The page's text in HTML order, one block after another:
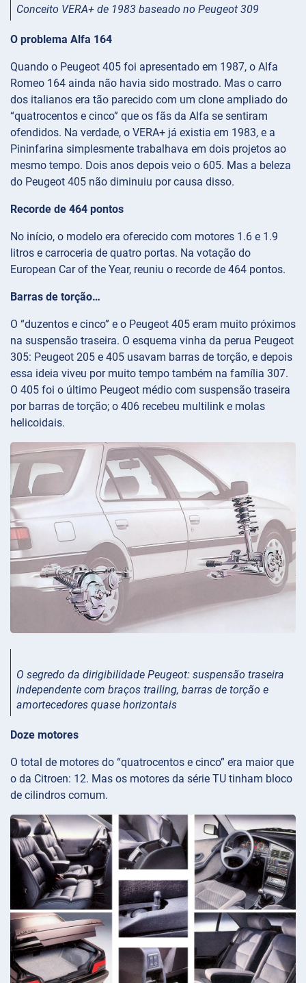
Conceito VERA+ de 1983 baseado no Peugeot 309
O problema Alfa 164
Quando o Peugeot 405 foi apresentado em 1987, o Alfa
Romeo 164 ainda não havia sido mostrado. Mas o carro
dos italianos era tão parecido com um clone ampliado do
“quatrocentos e cinco” que os fãs da Alfa se sentiram
ofendidos. Na verdade, o VERA+ já existia em 1983, e a
Pininfarina simplesmente trabalhava em dois projetos ao
mesmo tempo. Dois anos depois veio o 605. Mas a beleza
do Peugeot 405 não diminuiu por causa disso.
Recorde de 464 pontos
No início, o modelo era oferecido com motores 1.6 e 1.9
litros e carroceria de quatro portas. Na votação do
European Car of the Year, reuniu o recorde de 464 pontos.
Barras de torção…
O “duzentos e cinco” e o Peugeot 405 eram muito próximos
na suspensão traseira. O esquema vinha da perua Peugeot
305: Peugeot 205 e 405 usavam barras de torção, e depois
essa ideia viveu por muito tempo também na família 307.
O 405 foi o último Peugeot médio com suspensão traseira
por barras de torção; o 406 recebeu multilink e molas
helicoidais.
O segredo da dirigibilidade Peugeot: suspensão traseira
independente com braços trailing, barras de torção e
amortecedores quase horizontais
Doze motores
O total de motores do “quatrocentos e cinco” era maior que
o da Citroen: 12. Mas os motores da série TU tinham bloco
de cilindros comum.